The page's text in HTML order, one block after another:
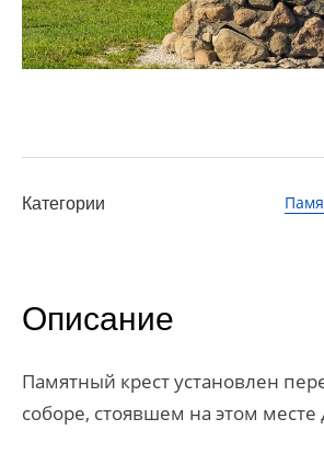
Категории
Описание
Памятный крест установлен
соборе, стоявшем на этом месте